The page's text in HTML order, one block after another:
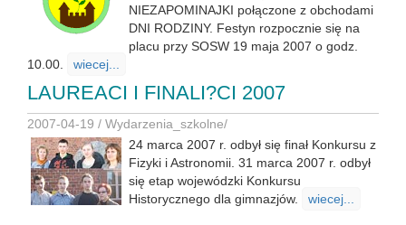
NIEZAPOMINAJKI połączone z obchodami
DNI RODZINY. Festyn rozpocznie się na
placu przy SOSW 19 maja 2007 o godz.
10.00.
wiecej...
LAUREACI I FINALI?CI 2007
2007-04-19 / Wydarzenia_szkolne/
24 marca 2007 r. odbył się finał Konkursu z
Fizyki i Astronomii. 31 marca 2007 r. odbył
się etap wojewódzki Konkursu
Historycznego dla gimnazjów.
wiecej...